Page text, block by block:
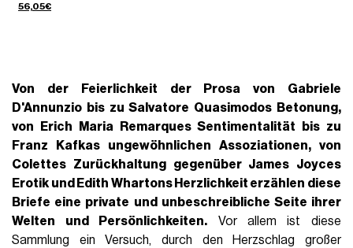
56,05€
Von der Feierlichkeit der Prosa von Gabriele
D'Annunzio bis zuSalvatore Quasimodos Betonung,
von
Erich Maria RemarquesSentimentalität bis zu
Franz Kafkas ungewöhnlichen Assoziationen, von
Colettes Zurückhaltung gegenüber James Joyces
Erotik und Edith Whartons Herzlichkeit erzählen diese
Briefe eine private und unbeschreibliche Seite ihrer
Welten und Persönlichkeiten. Vor allem ist diese
Sammlung ein Versuch, durch den Herzschlag großer